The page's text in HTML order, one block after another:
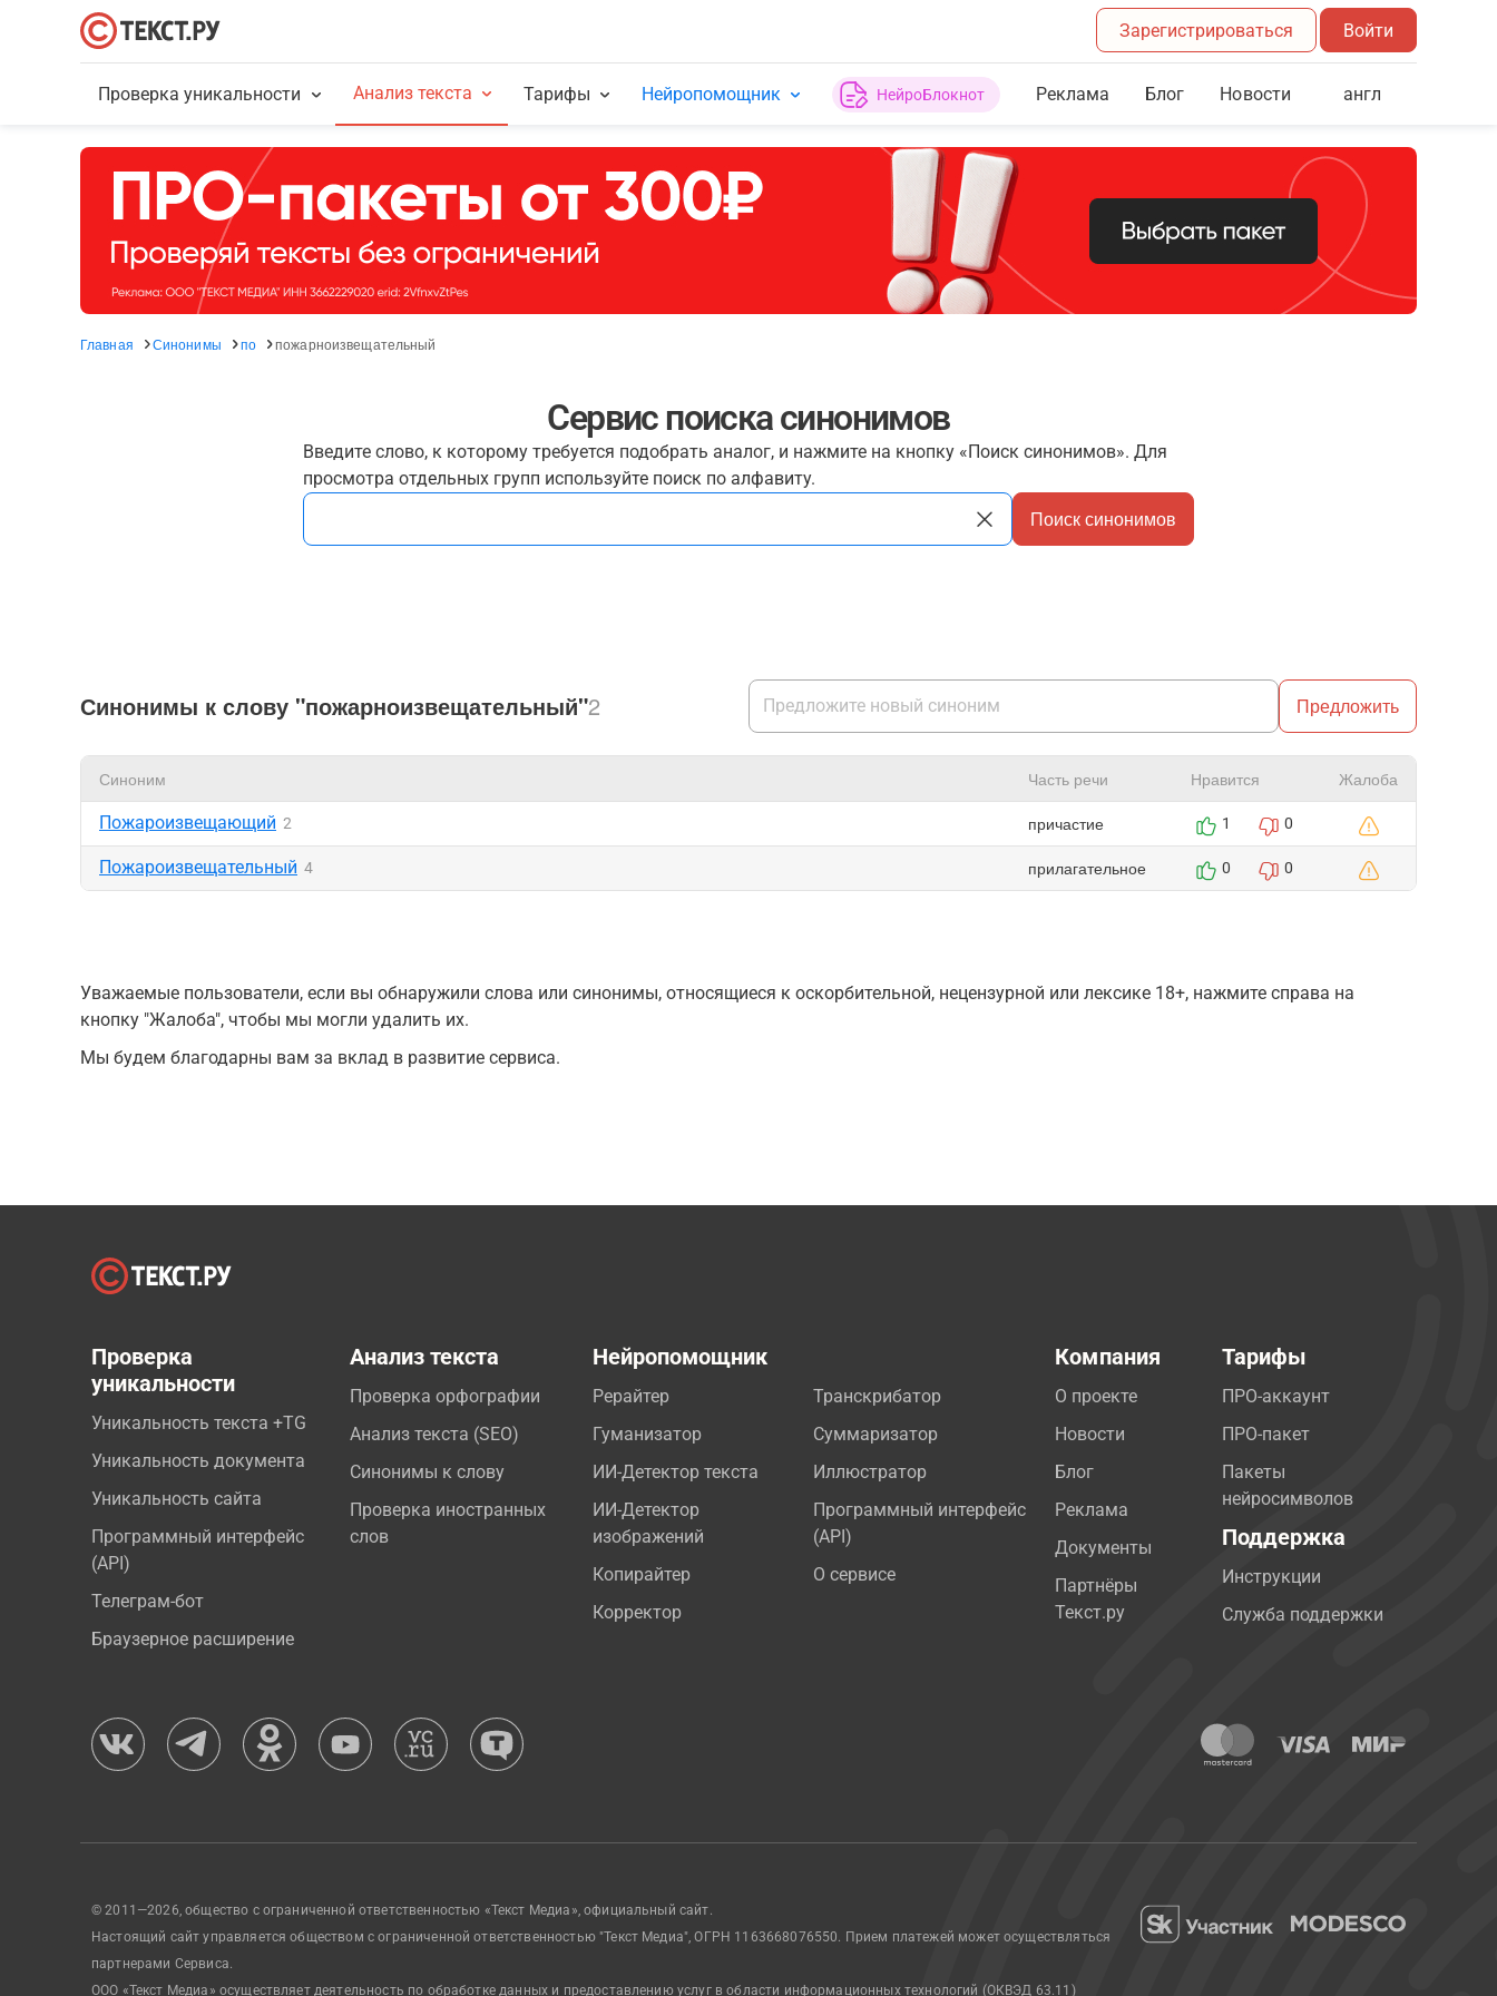
Зарегистрироваться Войти
Проверка уникальности Анализ текста Тарифы Нейропомощник НейроБлокнот Реклама Блог Новости англ
Главная Синонимы по пожарноизвещательный
Сервис поиска синонимов
Введите слово, к которому требуется подобрать аналог, и нажмите на кнопку «Поиск синонимов». Для
просмотра отдельных групп используйте поиск по алфавиту.
Поиск синонимов
Синонимы к слову "пожарноизвещательный"2 Предложить
Синоним Часть речи Нравится Жалоба
Пожароизвещающий 2 причастие 1 0
Пожароизвещательный 4 прилагательное 0 0
Уважаемые пользователи, если вы обнаружили слова или синонимы, относящиеся к оскорбительной, нецензурной или лексике 18+, нажмите справа на
кнопку "Жалоба", чтобы мы могли удалить их.
Мы будем благодарны вам за вклад в развитие сервиса.
Проверка
уникальности
Уникальность текста +TG
Уникальность документа
Уникальность сайта
Программный интерфейс
(API)
Телеграм-бот
Браузерное расширение
Анализ текста
Проверка орфографии
Анализ текста (SEO)
Синонимы к слову
Проверка иностранных
слов
Нейропомощник
Рерайтер
Гуманизатор
ИИ-Детектор текста
ИИ-Детектор
изображений
Копирайтер
Корректор
Транскрибатор
Суммаризатор
Иллюстратор
Программный интерфейс
(API)
О сервисе
Компания
О проекте
Новости
Блог
Реклама
Документы
Партнёры
Текст.ру
Тарифы
ПРО-аккаунт
ПРО-пакет
Пакеты
нейросимволов
Поддержка
Инструкции
Служба поддержки
© 2011—2026, общество с ограниченной ответственностью «Текст Медиа», официальный сайт.
Настоящий сайт управляется обществом с ограниченной ответственностью "Текст Медиа", ОГРН 1163668076550. Прием платежей может осуществляться
партнерами Сервиса.
ООО «Текст Медиа» осуществляет деятельность по обработке данных и предоставлению услуг в области информационных технологий (ОКВЭД 63.11)